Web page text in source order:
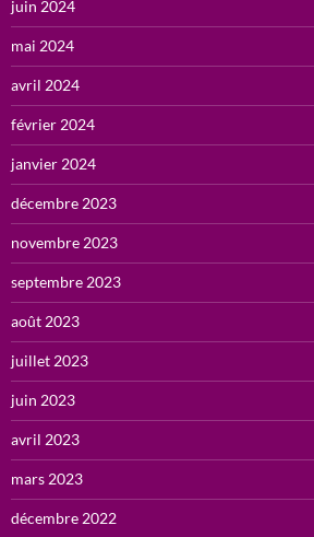
juin 2024
mai 2024
avril 2024
février 2024
janvier 2024
décembre 2023
novembre 2023
septembre 2023
août 2023
juillet 2023
juin 2023
avril 2023
mars 2023
décembre 2022